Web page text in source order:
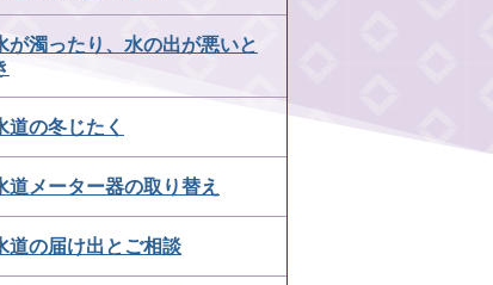
が濁ったり、水の出が悪いと
道の冬じたく
道メーター器の取り替え
道の届け出とご相談